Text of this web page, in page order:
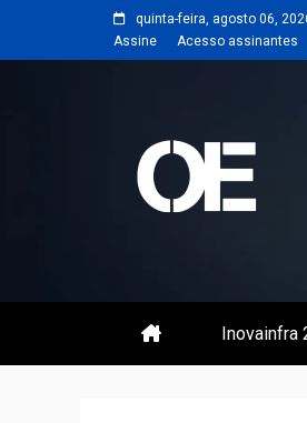
quinta-feira, agosto 06,
Assine
Acesso assinantes
Inovainfra